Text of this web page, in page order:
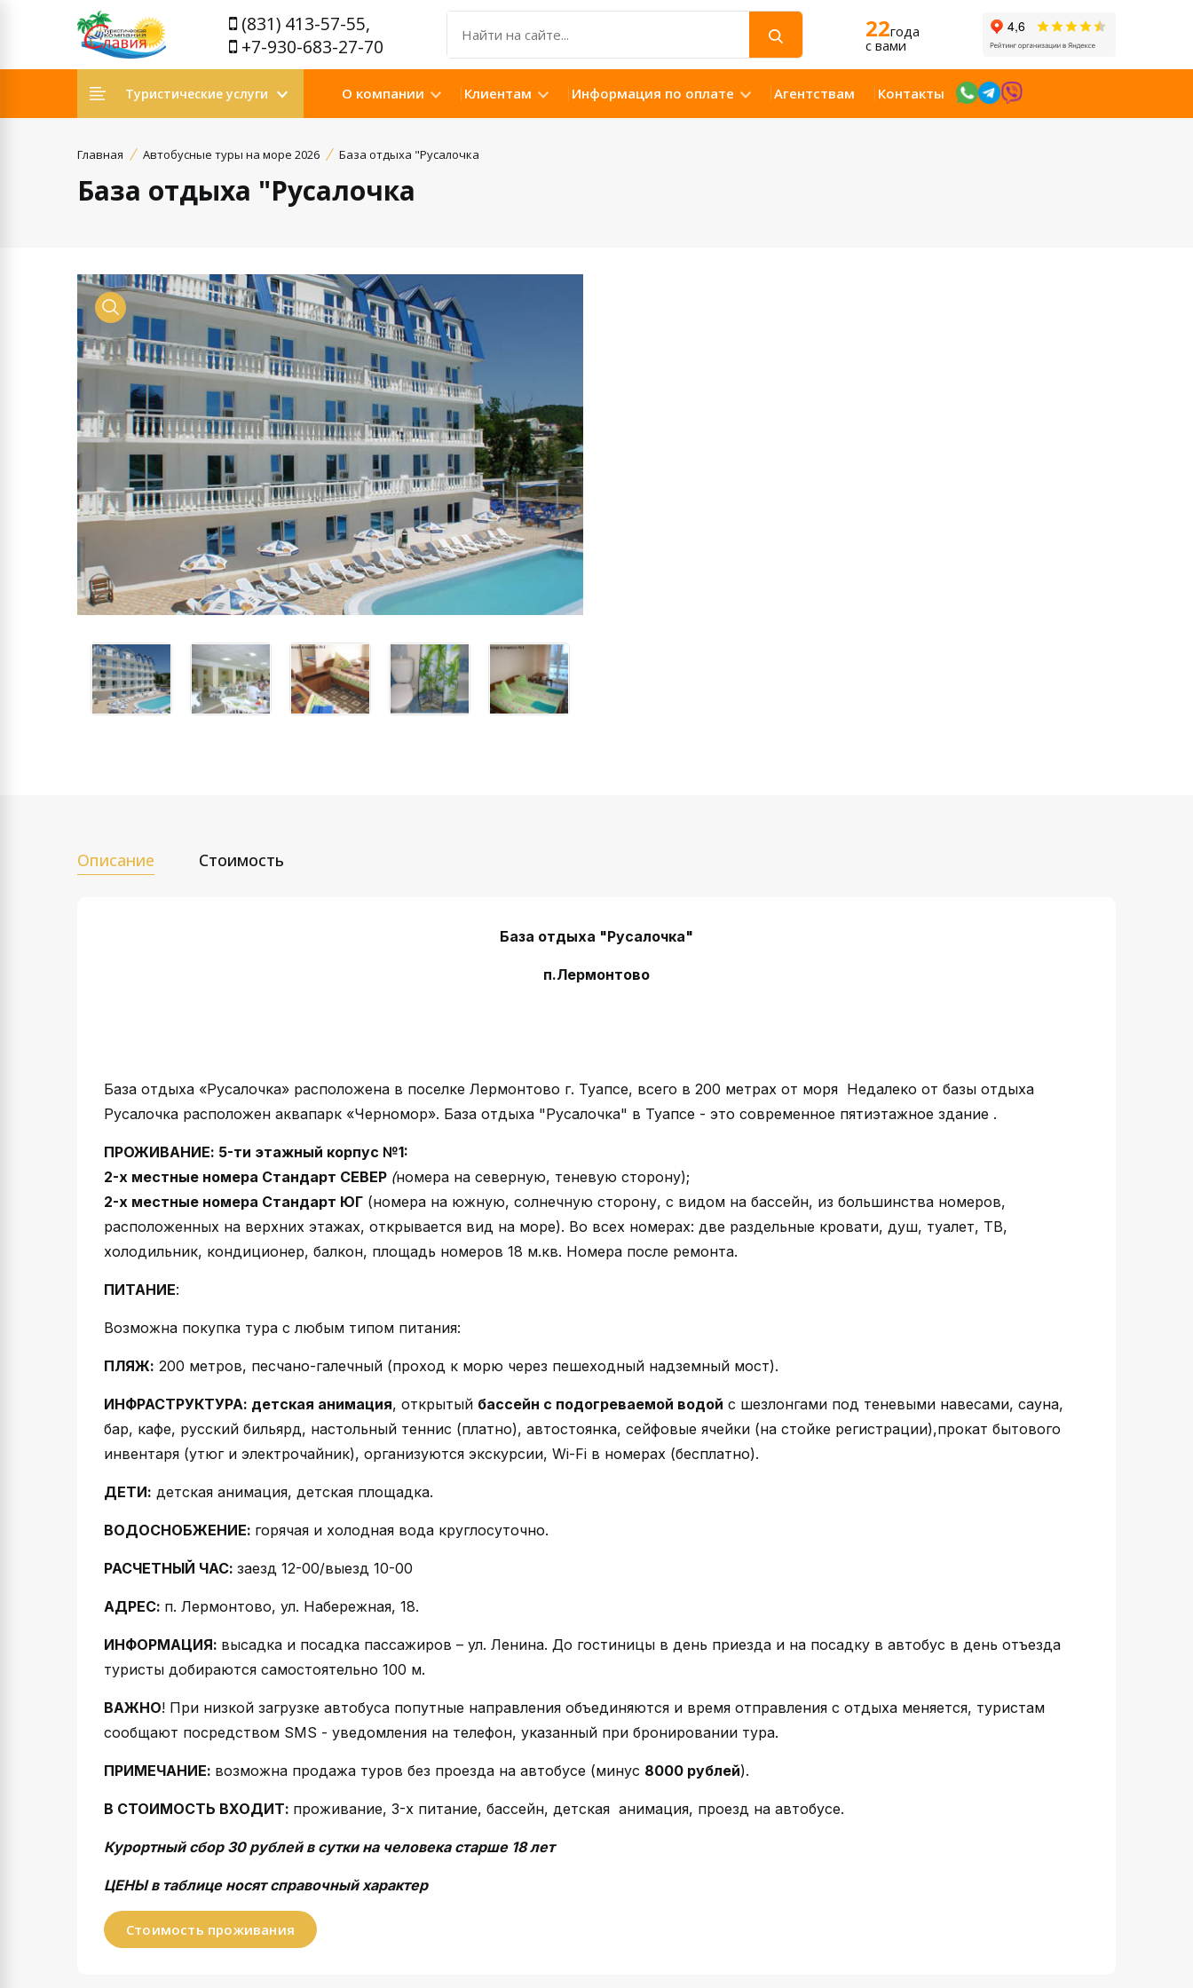
(831) 413-57-55,
+7-930-683-27-70
22года
c вами
Туристические услуги О компании Клиентам Информация по оплате Агентствам Контакты
Главная Автобусные туры на море 2026 База отдыха "Русалочка
База отдыха "Русалочка
Просмотр
Описание Стоимость
База отдыха "Русалочка"
п.Лермонтово
База отдыха «Русалочка» расположена в поселке Лермонтово г. Туапсе, всего в 200 метрах от моря Недалеко от базы отдыха
Русалочка расположен аквапарк «Черномор». База отдыха "Русалочка" в Туапсе - это современное пятиэтажное здание .
ПРОЖИВАНИЕ: 5-ти этажный корпус №1:
2-х местные номера Стандарт СЕВЕР (номера на северную, теневую сторону);
2-х местные номера Стандарт ЮГ (номера на южную, солнечную сторону, с видом на бассейн, из большинства номеров,
расположенных на верхних этажах, открывается вид на море). Во всех номерах: две раздельные кровати, душ, туалет, ТВ,
холодильник, кондиционер, балкон, площадь номеров 18 м.кв. Номера после ремонта.
ПИТАНИЕ:
Возможна покупка тура с любым типом питания:
ПЛЯЖ: 200 метров, песчано-галечный (проход к морю через пешеходный надземный мост).
ИНФРАСТРУКТУРА: детская анимация, открытый бассейн с подогреваемой водой с шезлонгами под теневыми навесами, сауна,
бар, кафе, русский бильярд, настольный теннис (платно), автостоянка, сейфовые ячейки (на стойке регистрации),прокат бытового
инвентаря (утюг и электрочайник), организуются экскурсии, Wi-Fi в номерах (бесплатно).
ДЕТИ: детская анимация, детская площадка.
ВОДОСНОБЖЕНИЕ: горячая и холодная вода круглосуточно.
РАСЧЕТНЫЙ ЧАС: заезд 12-00/выезд 10-00
АДРЕС: п. Лермонтово, ул. Набережная, 18.
ИНФОРМАЦИЯ: высадка и посадка пассажиров – ул. Ленина. До гостиницы в день приезда и на посадку в автобус в день отъезда
туристы добираются самостоятельно 100 м.
ВАЖНО! При низкой загрузке автобуса попутные направления объединяются и время отправления с отдыха меняется, туристам
сообщают посредством SMS - уведомления на телефон, указанный при бронировании тура.
ПРИМЕЧАНИЕ: возможна продажа туров без проезда на автобусе (минус 8000 рублей).
В СТОИМОСТЬ ВХОДИТ: проживание, 3-х питание, бассейн, детская анимация, проезд на автобусе.
Курортный сбор 30 рублей в сутки на человека старше 18 лет
ЦЕНЫ в таблице носят справочный характер
Стоимость проживания